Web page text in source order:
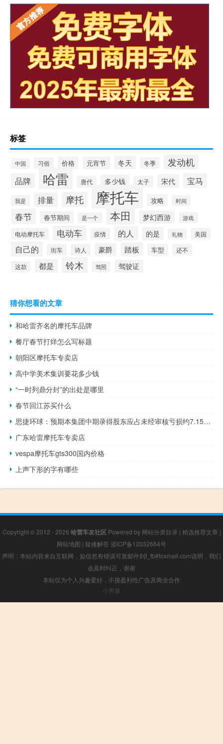
标签
中国 习俗 价格 元宵节 冬天 冬季 发动机
品牌 哈雷 唐代 多少钱 太子 宋代 宝马
我是 排量 摩托 摩托车 攻略 时间
春节 春节期间 是一个 本田 梦幻西游 游戏
电动摩托车 电动车 疫情 的人 的是 礼物 美国
自己的 街车 诗人 豪爵 踏板 车型 还不
这款 都是 铃木 驾照 驾驶证
猜你想看的文章
和哈雷齐名的摩托车品牌
餐厅春节打烊怎么写标题
朝阳区摩托车专卖店
高中学美术集训要花多少钱
“一时列鼎分封”的出处是哪里
春节回江苏买什么
思捷环球：预期本集团中期录得股东应占未经审核亏损约7.15亿港元同比转亏
广东哈雷摩托车专卖店
vespa摩托车gts300国内价格
上声下形的字有哪些
Copyright © 2012 - 2026 哈雷车友社区Powered by 网站分类目录 | 精选推荐文章 |
网站地图 | 疑难解答 浙ICP备12032664号
声明：本站内容来自互联网，如信息有错误可发邮件到f_fb#foxmail.com说明，我们
会及时纠正，谢谢
本站仅为个人兴趣爱好，不接盈利性广告及商业合作
小男孩